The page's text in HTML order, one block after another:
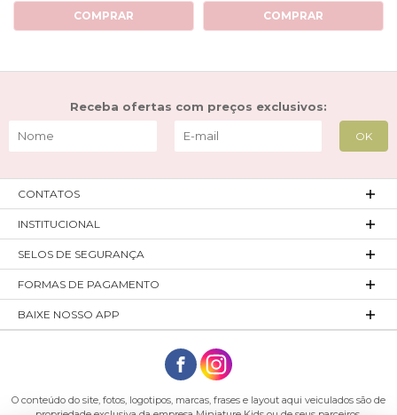
COMPRAR COMPRAR
Receba ofertas com preços exclusivos:
CONTATOS
INSTITUCIONAL
SELOS DE SEGURANÇA
FORMAS DE PAGAMENTO
BAIXE NOSSO APP
O conteúdo do site, fotos, logotipos, marcas, frases e layout aqui veiculados são de